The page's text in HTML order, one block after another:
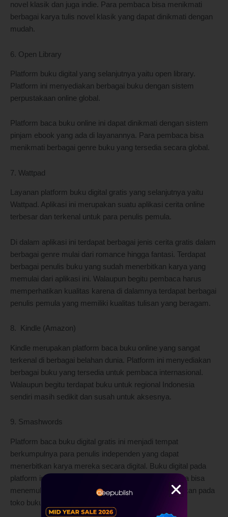
novel klasik dan juga indie. Para pembaca bisa menikmati
berbagai karya tulis novel klasik yang dapat dinikmati dengan
mudah.
6. Open Library
Platform buku digital yang selanjutnya yaitu open library.
Platform ini menyediakan berbagai buku dengan sistem
perpustakaan online global.
Platform baca buku online ini dapat dinikmati dengan sistem
pinjam ebook yang ada di layanannya. Para pembaca bisa
menikmati berbagai genre buku yang tersedia secara global.
7. Wattpad
Layanan platform buku digital gratis yang selanjutnya yaitu
Wattpad. Aplikasi ini merupakan suatu aplikasi cerita online
terbesar dan terkenal untuk para penulis pemula.
Di dalam aplikasi ini terdapat berbagai jenis cerita gratis dalam
berbagai genre mulai dari romance hingga fantasi. Terdapat
berbagai penulis buku yang sudah menerbitkan karya yang
memulai dari aplikasi ini. Walaupun begitu pembaca harus
memperhatikan kualitas karena di dalamnya terdapat berbagai
penulis pemula yang memiliki kualitas tulisan yang beragam.
8. Kindle (Amazon)
Kindle merupakan platform baca buku online yang sangat
terkenal di berbagai belahan dunia. Platform ini menyediakan
berbagai buku yang tersedia untuk pembaca internasional.
Walaupun begitu terdapat buku untuk regional Indonesia
sendiri masih sedikit dan susah untuk aksesnya.
9. Smashwords
Platform baca buku digital gratis ini menjadi tempat
berkumpulnya para penulis independen yang dapat
menerbitkan karya mereka secara digital. Buku digital pada
platform ini dapat dibaca secara gratis. Para pembaca bisa
menemukan berbagai genre unik yang jarang ditemukan pada
toko buku secara umum.